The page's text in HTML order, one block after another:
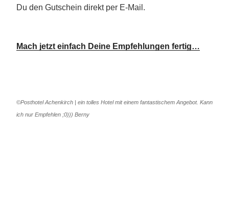
Du den Gutschein direkt per E-Mail.
Mach jetzt einfach Deine Empfehlungen fertig…
©Posthotel Achenkirch | ein tolles Hotel mit einem fantastischem Angebot. Kann
ich nur Empfehlen ;0))) Berny